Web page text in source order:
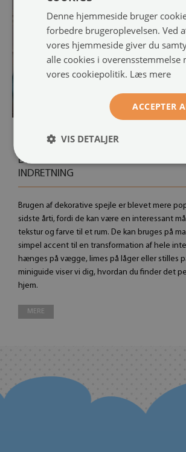
13.09.2022
DEKORATIVE SPEJLE PÅ VÆGGEN -
INDRETNING
Brugen af ​​dekorative spejle er blevet mere
sidste årti, fordi de kan være en interessant
tekstur og farve til et rum. De kan bruges på
simpel accent til en transformation af hele
hænges på vægge, limes på låger eller stilles
miniguide viser vi dig, hvordan du finder det
hjem.
MERE
Denne hjemmeside bruger
forbedre brugeroplevelsen. Ved
vores hjemmeside giver du
alle cookies i overensstemmelse
vores cookiepolitik. Læs mere
ACCEPTER
VIS DETALJER